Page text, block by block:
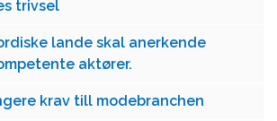
trivsel
lande skal anerkende
aktører.
krav till modebranchen